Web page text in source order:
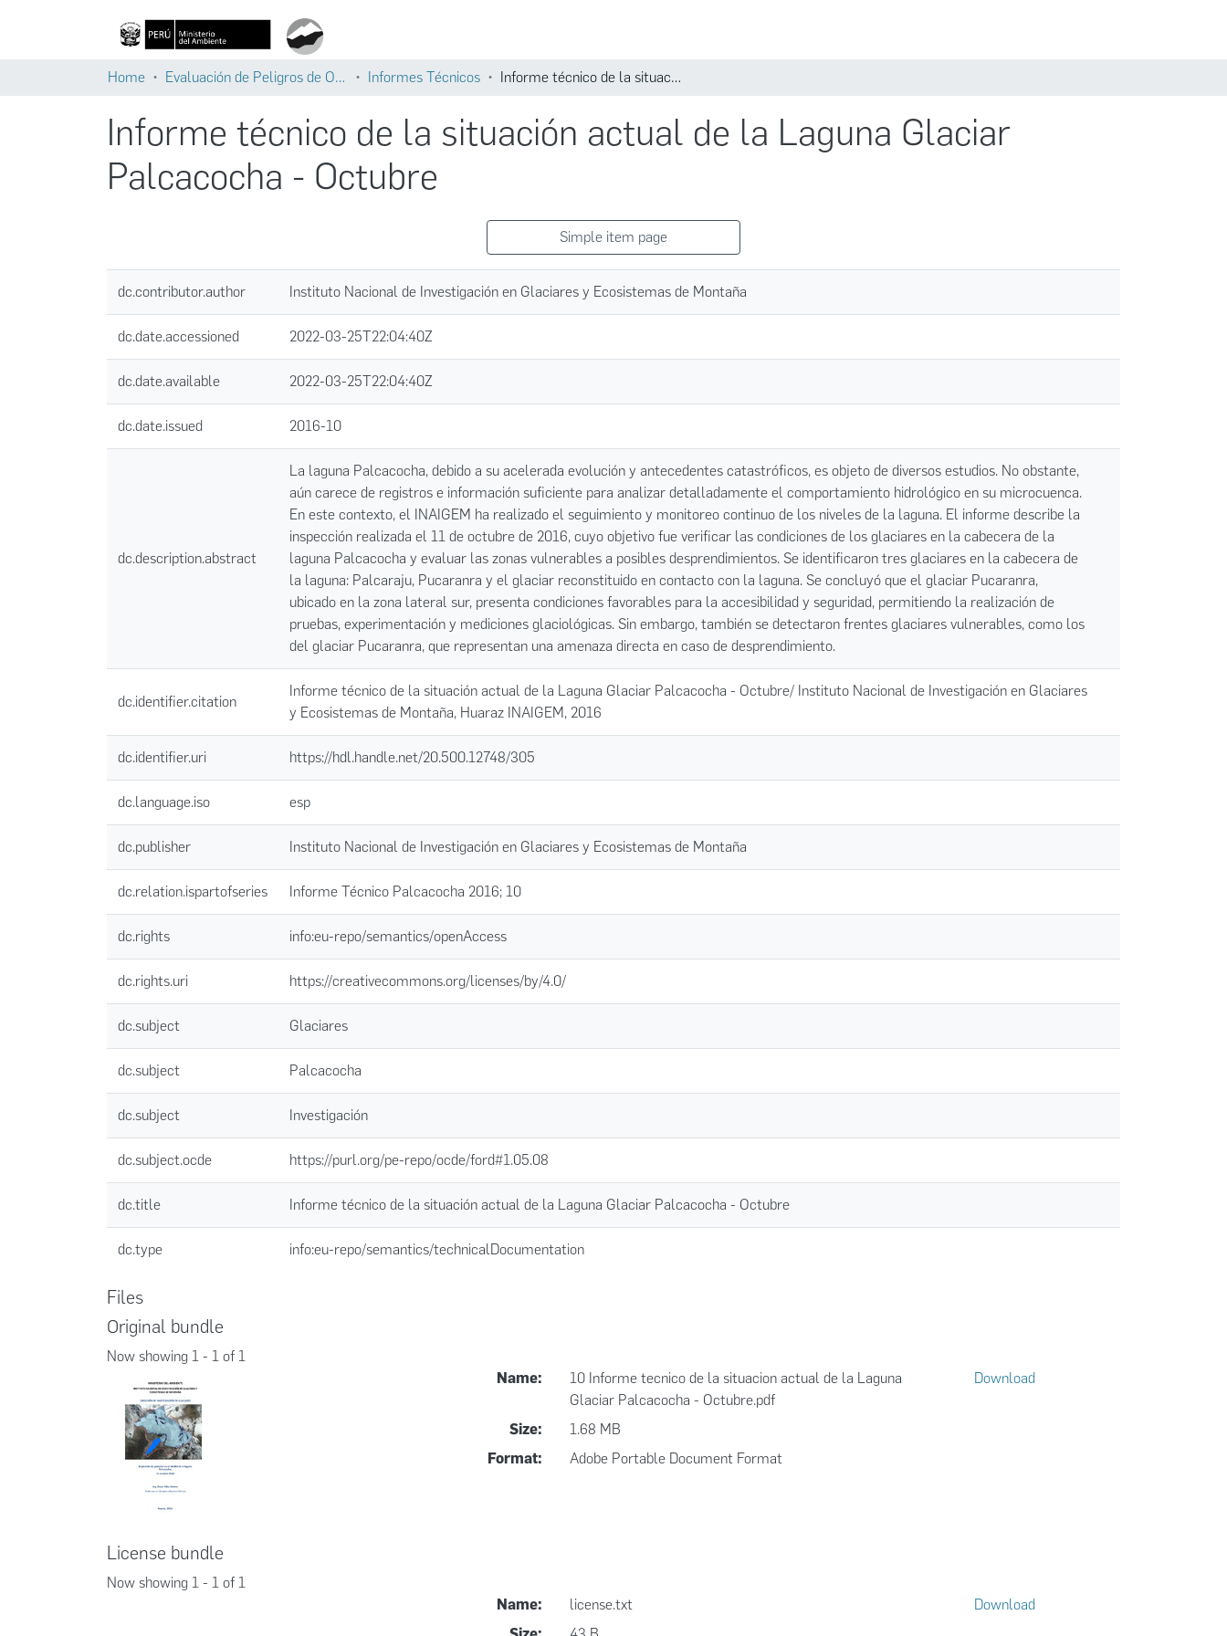
Home Evaluación de Peligros de Origen Glaciar Informes Técnicos Informe técnico de la situación actual de la Laguna Glaciar Palcacocha - Octubre
Informe técnico de la situación actual de la Laguna Glaciar
Palcacocha - Octubre
Simple item page
dc.contributor.author Instituto Nacional de Investigación en Glaciares y Ecosistemas de Montaña
dc.date.accessioned 2022-03-25T22:04:40Z
dc.date.available 2022-03-25T22:04:40Z
dc.date.issued 2016-10
dc.description.abstract
La laguna Palcacocha, debido a su acelerada evolución y antecedentes catastróficos, es objeto de diversos estudios. No obstante,
aún carece de registros e información suficiente para analizar detalladamente el comportamiento hidrológico en su microcuenca.
En este contexto, el INAIGEM ha realizado el seguimiento y monitoreo continuo de los niveles de la laguna. El informe describe la
inspección realizada el 11 de octubre de 2016, cuyo objetivo fue verificar las condiciones de los glaciares en la cabecera de la
laguna Palcacocha y evaluar las zonas vulnerables a posibles desprendimientos. Se identificaron tres glaciares en la cabecera de
la laguna: Palcaraju, Pucaranra y el glaciar reconstituido en contacto con la laguna. Se concluyó que el glaciar Pucaranra,
ubicado en la zona lateral sur, presenta condiciones favorables para la accesibilidad y seguridad, permitiendo la realización de
pruebas, experimentación y mediciones glaciológicas. Sin embargo, también se detectaron frentes glaciares vulnerables, como los
del glaciar Pucaranra, que representan una amenaza directa en caso de desprendimiento.
dc.identifier.citation
Informe técnico de la situación actual de la Laguna Glaciar Palcacocha - Octubre/ Instituto Nacional de Investigación en Glaciares
y Ecosistemas de Montaña, Huaraz INAIGEM, 2016
dc.identifier.uri https://hdl.handle.net/20.500.12748/305
dc.language.iso esp
dc.publisher Instituto Nacional de Investigación en Glaciares y Ecosistemas de Montaña
dc.relation.ispartofseries Informe Técnico Palcacocha 2016; 10
dc.rights info:eu-repo/semantics/openAccess
dc.rights.uri https://creativecommons.org/licenses/by/4.0/
dc.subject Glaciares
dc.subject Palcacocha
dc.subject Investigación
dc.subject.ocde https://purl.org/pe-repo/ocde/ford#1.05.08
dc.title Informe técnico de la situación actual de la Laguna Glaciar Palcacocha - Octubre
dc.type info:eu-repo/semantics/technicalDocumentation
Files
Original bundle
Now showing 1 - 1 of 1
Name:
10 Informe tecnico de la situacion actual de la Laguna
Glaciar Palcacocha - Octubre.pdf
Size:
1.68 MB
Format:
Adobe Portable Document Format
Download
License bundle
Now showing 1 - 1 of 1
Name:
license.txt
Download